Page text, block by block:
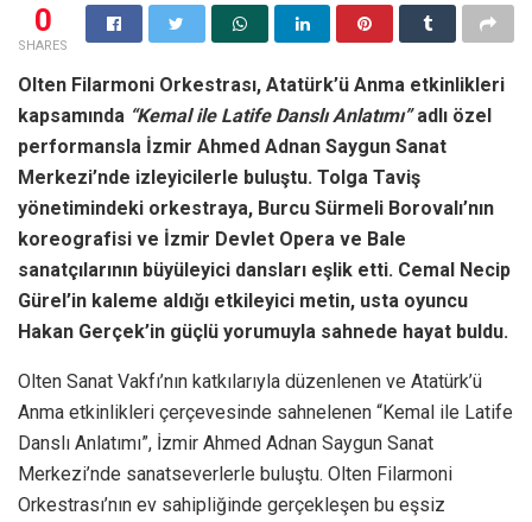
0
SHARES
Olten Filarmoni Orkestrası, Atatürk’ü Anma etkinlikleri
kapsamında “Kemal ile Latife Danslı Anlatımı”adlı özel
performansla İzmir Ahmed Adnan Saygun Sanat
Merkezi’nde izleyicilerle buluştu. Tolga Taviş
yönetimindeki orkestraya, Burcu Sürmeli Borovalı’nın
koreografisi ve İzmir Devlet Opera ve Bale
sanatçılarının büyüleyici dansları eşlik etti. Cemal Necip
Gürel’in kaleme aldığı etkileyici metin, usta oyuncu
Hakan Gerçek’in güçlü yorumuyla sahnede hayat buldu.
Olten Sanat Vakfı’nın katkılarıyla düzenlenen ve Atatürk’ü
Anma etkinlikleri çerçevesinde sahnelenen “Kemal ile Latife
Danslı Anlatımı”, İzmir Ahmed Adnan Saygun Sanat
Merkezi’nde sanatseverlerle buluştu. Olten Filarmoni
Orkestrası’nın ev sahipliğinde gerçekleşen bu eşsiz